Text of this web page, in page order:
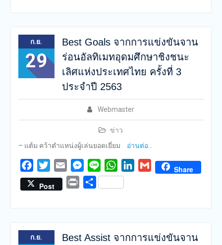
ก.ย.
29
Best Goals จากการแข่งขันจาน
ร่อนอัลทิเมทอุดมศึกษาชิงชนะ
เลิศแห่งประเทศไทย ครั้งที่ 3
ประจำปี 2563
Webmaster
ข่าว
– แต้ม คว้าตำแหน่งผู้เล่นยอดเยี่ยม
อ่านต่อ…
FacebookTwitterEmail Messenger
Line WhatsAppLinkedIn
Gmail Share
Post
Print Share
ก.ย.
Best Assist จากการแข่งขันจาน